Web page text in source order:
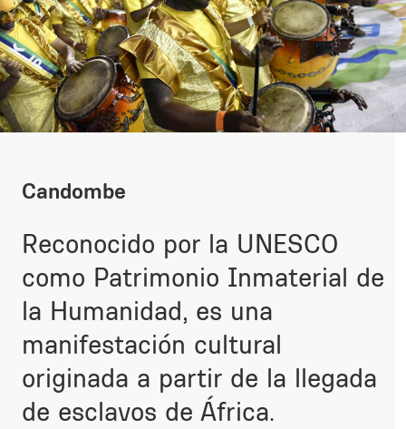
Candombe
Reconocido por la UNESCO
como Patrimonio Inmaterial de
la Humanidad, es una
manifestación cultural
originada a partir de la llegada
de esclavos de África.